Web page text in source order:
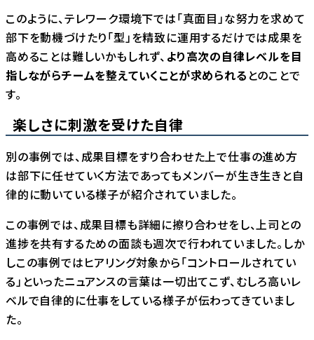
このように、テレワーク環境下では「真面目」な努力を求めて
部下を動機づけたり「型」を精致に運用するだけでは成果を
高めることは難しいかもしれず、 より高次の自律レベルを目
指しながらチームを整えていくことが求められる とのことで
す。
楽しさに刺激を受けた自律
別の事例では、成果目標をすり合わせた上で仕事の進め方
は部下に任せていく方法であってもメンバーが生き生きと自
律的に動いている様子が紹介されていました。
この事例では、成果目標も詳細に擦り合わせをし、上司との
進捗を共有するための面談も週次で行われていました。しか
しこの事例ではヒアリング対象から「コントロールされてい
る」といったニュアンスの言葉は⼀切出てこず、むしろ高いレ
ベルで自律的に仕事をしている様子が伝わってきていまし
た。